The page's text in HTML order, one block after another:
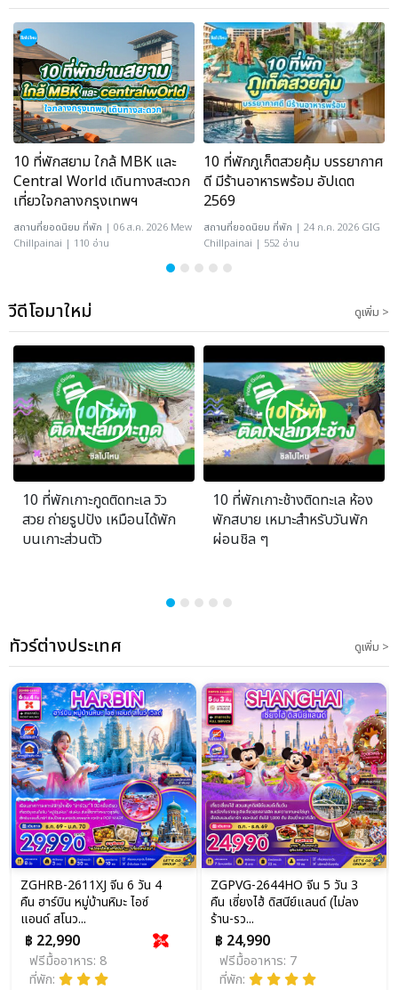
10 ที่พักสยาม ใกล้ MBK และ
Central World เดินทางสะดวก
เที่ยวใจกลางกรุงเทพฯ
สถานที่ยอดนิยม ที่พัก | 06 ส.ค. 2026 Mew
Chillpainai | 110 อ่าน
10 ที่พักภูเก็ตสวยคุ้ม บรรยากาศ
ดี มีร้านอาหารพร้อม อัปเดต
2569
สถานที่ยอดนิยม ที่พัก | 24 ก.ค. 2026 GIG
Chillpainai | 552 อ่าน
วีดีโอมาใหม่ ดูเพิ่ม >
10 ที่พักเกาะกูดติดทะเล วิว
สวย ถ่ายรูปปัง เหมือนได้พัก
บนเกาะส่วนตัว
10 ที่พักเกาะช้างติดทะเล ห้อง
พักสบาย เหมาะสำหรับวันพัก
ผ่อนชิล ๆ
ทัวร์ต่างประเทศ ดูเพิ่ม >
ZGHRB-2611XJ จีน 6 วัน 4
คืน ฮาร์บิน หมู่บ้านหิมะ ไอซ์
แอนด์ สโนว...
฿ 22,990
ฟรีมื้ออาหาร: 8
ที่พัก:
ZGPVG-2644HO จีน 5 วัน 3
คืน เซี่ยงไฮ้ ดิสนีย์แลนด์ (ไม่ลง
ร้าน-รว...
฿ 24,990
ฟรีมื้ออาหาร: 7
ที่พัก: